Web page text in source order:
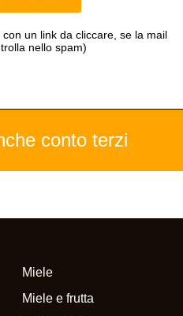
un link da cliccare, se la mail
nello spam)
conto terzi
Miele
Miele e frutta